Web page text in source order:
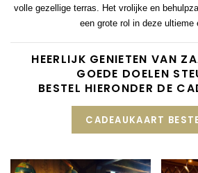
volle gezellige terras. Het vrolijke en
een grote rol in deze ultieme
HEERLIJK GENIETEN VAN
GOEDE DOELEN
BESTEL HIERONDER DE
CADEAUKAART